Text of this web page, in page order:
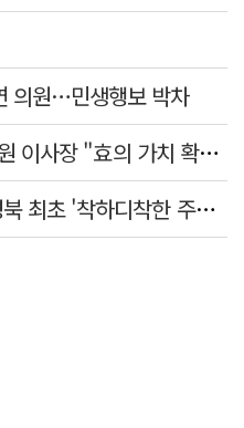
의원…민생행보 박차
[리더 열전] 조광제 (재)보화원 이사장 "효의 가치 확산 위해 젊은층 참여 이끌어낼 것"
칠곡 알뜰 만남의주유소…경북 최초 '착하디착한 주유소' 선정